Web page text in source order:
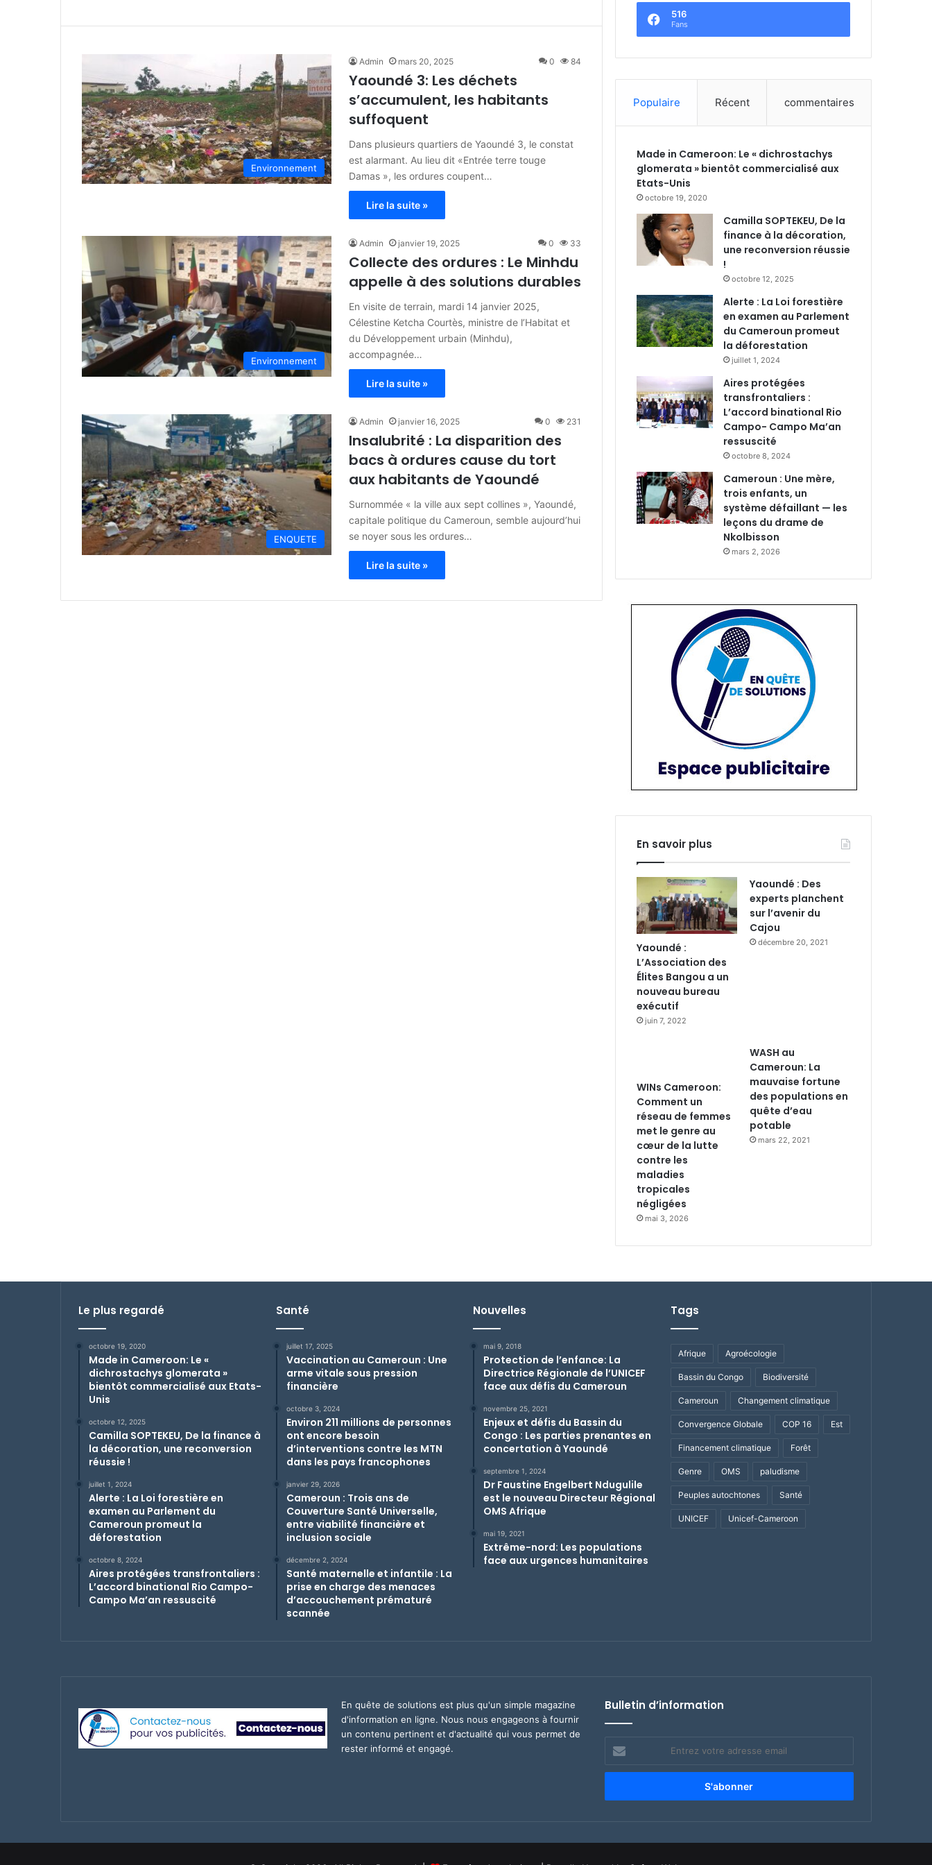
Environnement
Admin mars 20, 2025 0 84
Yaoundé 3: Les déchets
s’accumulent, les habitants
suffoquent
Dans plusieurs quartiers de Yaoundé 3, le constat
est alarmant. Au lieu dit «Entrée terre touge
Damas », les ordures coupent…
Lire la suite »
Environnement
Admin janvier 19, 2025 0 33
Collecte des ordures : Le Minhdu
appelle à des solutions durables
En visite de terrain, mardi 14 janvier 2025,
Célestine Ketcha Courtès, ministre de l’Habitat et
du Développement urbain (Minhdu),
accompagnée…
Lire la suite »
ENQUETE
Admin janvier 16, 2025 0 231
Insalubrité : La disparition des
bacs à ordures cause du tort
aux habitants de Yaoundé
Surnommée « la ville aux sept collines », Yaoundé,
capitale politique du Cameroun, semble aujourd’hui
se noyer sous les ordures…
Lire la suite »
516
Fans
Populaire Récent commentaires
Made in Cameroon: Le « dichrostachys
glomerata » bientôt commercialisé aux
Etats-Unis
octobre 19, 2020
Camilla SOPTEKEU, De la
finance à la décoration,
une reconversion réussie
!
octobre 12, 2025
Alerte : La Loi forestière
en examen au Parlement
du Cameroun promeut
la déforestation
juillet 1, 2024
Aires protégées
transfrontaliers :
L’accord binational Rio
Campo- Campo Ma’an
ressuscité
octobre 8, 2024
Cameroun : Une mère,
trois enfants, un
système défaillant — les
leçons du drame de
Nkolbisson
mars 2, 2026
En savoir plus
Yaoundé :
L’Association des
Élites Bangou a un
nouveau bureau
exécutif
juin 7, 2022
Yaoundé : Des
experts planchent
sur l’avenir du
Cajou
décembre 20, 2021
WINs Cameroon:
Comment un
réseau de femmes
met le genre au
cœur de la lutte
contre les
maladies
tropicales
négligées
mai 3, 2026
WASH au
Cameroun: La
mauvaise fortune
des populations en
quête d’eau
potable
mars 22, 2021
Le plus regardé
octobre 19, 2020
Made in Cameroon: Le «
dichrostachys glomerata »
bientôt commercialisé aux Etats-
Unis
octobre 12, 2025
Camilla SOPTEKEU, De la finance à
la décoration, une reconversion
réussie !
juillet 1, 2024
Alerte : La Loi forestière en
examen au Parlement du
Cameroun promeut la
déforestation
octobre 8, 2024
Aires protégées transfrontaliers :
L’accord binational Rio Campo-
Campo Ma’an ressuscité
Santé
juillet 17, 2025
Vaccination au Cameroun : Une
arme vitale sous pression
financière
octobre 3, 2024
Environ 211 millions de personnes
ont encore besoin
d’interventions contre les MTN
dans les pays francophones
janvier 29, 2026
Cameroun : Trois ans de
Couverture Santé Universelle,
entre viabilité financière et
inclusion sociale
décembre 2, 2024
Santé maternelle et infantile : La
prise en charge des menaces
d’accouchement prématuré
scannée
Nouvelles
mai 9, 2018
Protection de l’enfance: La
Directrice Régionale de l’UNICEF
face aux défis du Cameroun
novembre 25, 2021
Enjeux et défis du Bassin du
Congo : Les parties prenantes en
concertation à Yaoundé
septembre 1, 2024
Dr Faustine Engelbert Ndugulile
est le nouveau Directeur Régional
OMS Afrique
mai 19, 2021
Extrême-nord: Les populations
face aux urgences humanitaires
Tags
Afrique Agroécologie
Bassin du Congo Biodiversité
Cameroun Changement climatique
Convergence Globale COP 16 Est
Financement climatique Forêt
Genre OMS paludisme
Peuples autochtones Santé
UNICEF Unicef-Cameroon
En quête de solutions est plus qu'un simple magazine
d'information en ligne. Nous nous engageons à fournir
un contenu pertinent et d'actualité qui vous permet de
rester informé et engagé.
Bulletin d’information
votre
adresse